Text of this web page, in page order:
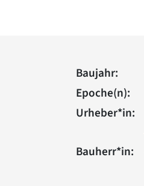
Baujahr:
Epoche(n):
Urheber*in:
Bauherr*in: